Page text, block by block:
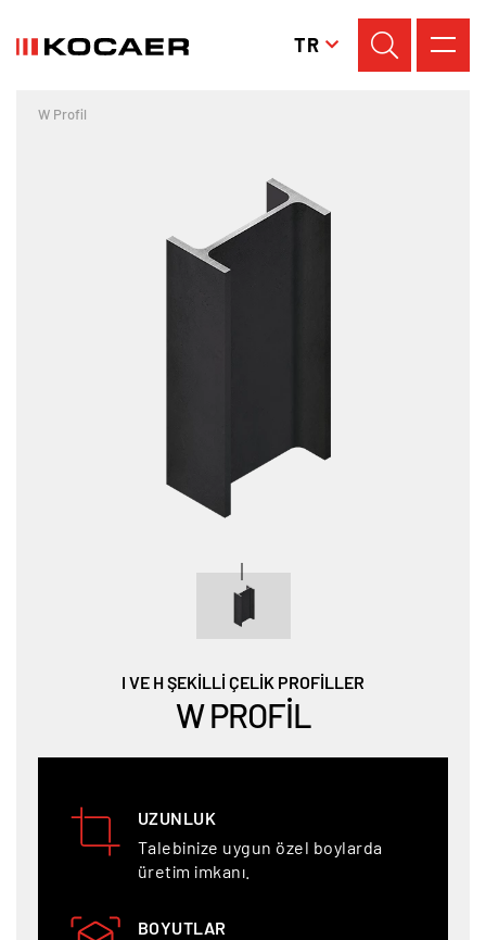
TR
W Profil
I VE H ŞEKİLLİ ÇELİK PROFİLLER
W PROFIL
UZUNLUK
Talebinize uygun özel boylarda
üretim imkanı.
BOYUTLAR